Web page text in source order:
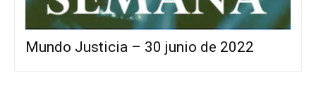
Mundo Justicia – 30 junio de 2022